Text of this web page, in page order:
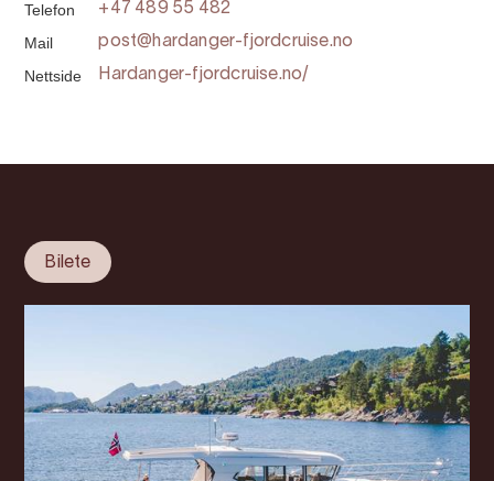
Telefon +47 489 55 482
Mail post@hardanger-fjordcruise.no
Nettside Hardanger-fjordcruise.no/
Bilete